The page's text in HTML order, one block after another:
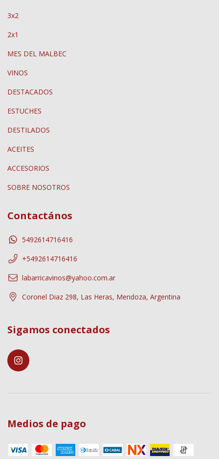
3x2
2x1
MES DEL MALBEC
VINOS
DESTACADOS
ESTUCHES
DESTILADOS
ACEITES
ACCESORIOS
SOBRE NOSOTROS
Contactános
5492614716416
+5492614716416
labarricavinos@yahoo.com.ar
Coronel Diaz 298, Las Heras, Mendoza, Argentina
Sigamos conectados
Medios de pago